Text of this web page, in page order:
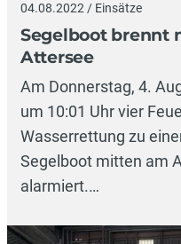
04.08.2022 / Einsätze
Segelboot brennt
Attersee
Am Donnerstag, 4.
um 10:01 Uhr vier
Wasserrettung zu
Segelboot mitten am
alarmiert.…